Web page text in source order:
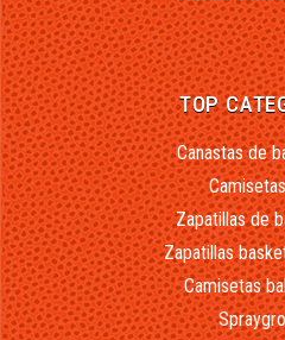
TOP
Canastas de
Zapatillas de
Zapatillas
Camisetas